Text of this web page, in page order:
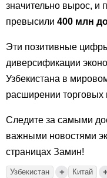
значительно вырос, и
превысили 400 млн
Эти позитивные
диверсификации
Узбекистана в
расширении торговых
Следите за самыми
важными новостями
страницах Замин!
Узбекистан + Китай